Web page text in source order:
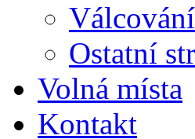
Ostatní
Volná místa
Kontakt